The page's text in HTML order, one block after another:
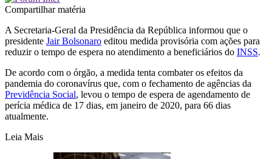
Compartilhar matéria
A Secretaria-Geral da Presidência da República informou que o
presidente Jair Bolsonaro editou medida provisória com ações para
reduzir o tempo de espera no atendimento a beneficiários do INSS.
De acordo com o órgão, a medida tenta combater os efeitos da
pandemia do coronavírus que, com o fechamento de agências da
Previdência Social, levou o tempo de espera de agendamento de
perícia médica de 17 dias, em janeiro de 2020, para 66 dias
atualmente.
Leia Mais